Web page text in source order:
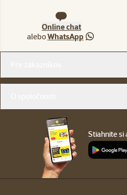
Online chat
aleboWhatsApp
Stiahnite si